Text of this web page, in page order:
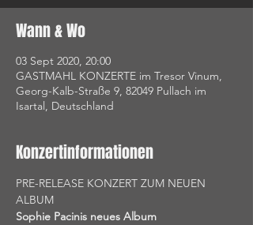
Wann & Wo
03 Sept 2020, 20:00
GASTMAHL KONZERTE im Tresor Vinum,
Georg-Kalb-Straße 9, 82049 Pullach im
Isartal, Deutschland
Konzertinformationen
PRE-RELEASE KONZERT ZUM NEUEN
ALBUM
Sophie Pacinis neues Album